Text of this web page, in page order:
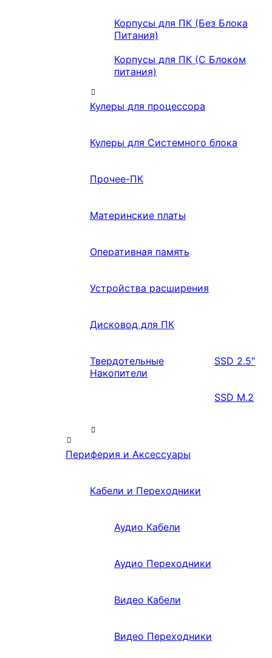
Корпусы для ПК (Без Блока
Питания)
Корпусы для ПК (С Блоком
питания)
Кулеры для процессора
Кулеры для Системного блока
Прочее-ПК
Материнские платы
Оперативная память
Устройства расширения
Дисковод для ПК
Твердотельные
Накопители
SSD 2.5″
SSD M.2
Периферия и Аксессуары
Кабели и Переходники
Аудио Кабели
Аудио Переходники
Видео Кабели
Видео Переходники